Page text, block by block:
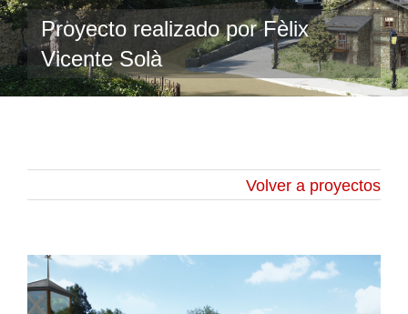
Proyecto realizado por Fèlix
Vicente Solà
Volver a proyectos